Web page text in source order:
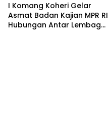
I Komang Koheri Gelar
Asmat Badan Kajian MPR RI
Hubungan Antar Lembaga